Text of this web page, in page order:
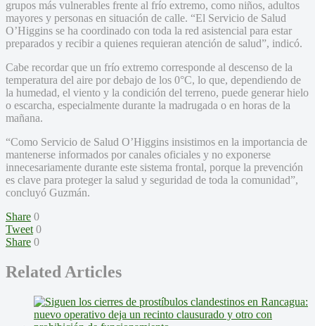
grupos más vulnerables frente al frío extremo, como niños, adultos
mayores y personas en situación de calle. “El Servicio de Salud
O’Higgins se ha coordinado con toda la red asistencial para estar
preparados y recibir a quienes requieran atención de salud”, indicó.
Cabe recordar que un frío extremo corresponde al descenso de la
temperatura del aire por debajo de los 0°C, lo que, dependiendo de
la humedad, el viento y la condición del terreno, puede generar hielo
o escarcha, especialmente durante la madrugada o en horas de la
mañana.
“Como Servicio de Salud O’Higgins insistimos en la importancia de
mantenerse informados por canales oficiales y no exponerse
innecesariamente durante este sistema frontal, porque la prevención
es clave para proteger la salud y seguridad de toda la comunidad”,
concluyó Guzmán.
Share 0
Tweet 0
Share 0
Related Articles